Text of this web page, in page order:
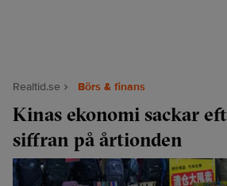
Realtid.se Börs & finans
Kinas ekonomi sackar
siffran på årtionden